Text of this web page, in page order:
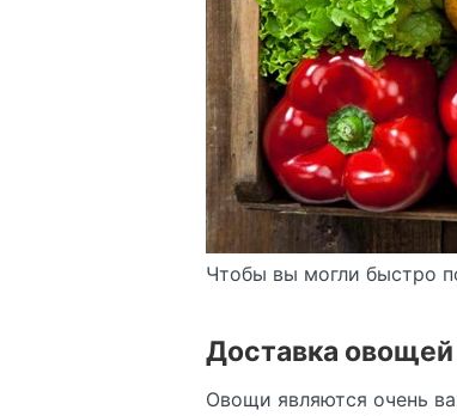
Чтобы вы могли быстро
Доставка
Овощи являются очень